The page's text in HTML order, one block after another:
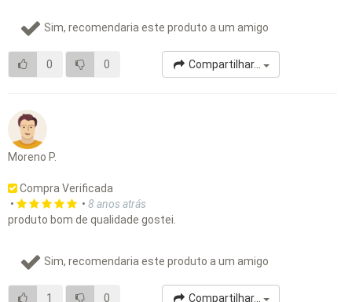
Sim, recomendaria este produto a um amigo
0 0 Compartilhar...
Moreno P.
Compra Verificada
•
• 8 anos atrás
produto bom de qualidade gostei.
Sim, recomendaria este produto a um amigo
1 0 Compartilhar...